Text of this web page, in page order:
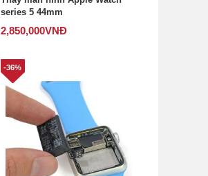
series 5 44mm
2,850,000VNĐ
-36%